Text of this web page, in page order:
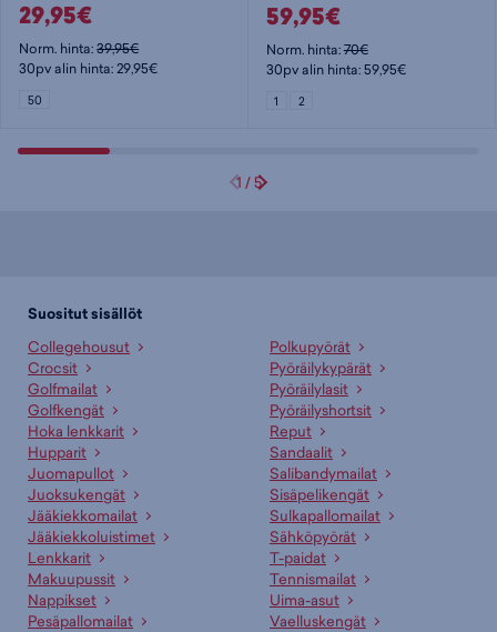
29,95€
Norm. hinta:39,95€
30pv alin hinta: 29,95€
50
59,95€
Norm. hinta:70€
30pv alin hinta: 59,95€
1 2
1 /5
Suositut sisällöt
Collegehousut
Crocsit
Golfmailat
Golfkengät
Hoka lenkkarit
Hupparit
Juomapullot
Juoksukengät
Jääkiekkomailat
Jääkiekkoluistimet
Lenkkarit
Makuupussit
Nappikset
Pesäpallomailat
Polkupyörät
Pyöräilykypärät
Pyöräilylasit
Pyöräilyshortsit
Reput
Sandaalit
Salibandymailat
Sisäpelikengät
Sulkapallomailat
Sähköpyörät
T-paidat
Tennismailat
Uima-asut
Vaelluskengät